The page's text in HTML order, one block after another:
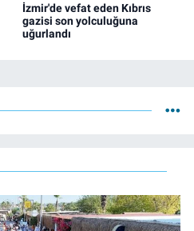
İzmir'de vefat eden Kıbrıs
gazisi son yolculuğuna
uğurlandı